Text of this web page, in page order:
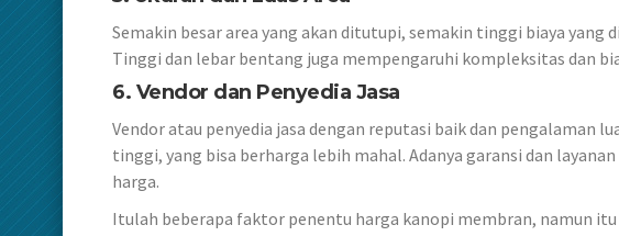
Semakin besar area yang akan ditutupi, semakin tinggi biaya
Tinggi dan lebar bentang juga mempengaruhi kompleksitas dan
6. Vendor dan Penyedia Jasa
Vendor atau penyedia jasa dengan reputasi baik dan pengalaman
tinggi, yang bisa berharga lebih mahal. Adanya garansi dan
harga.
Itulah beberapa faktor penentu harga kanopi membran, namun